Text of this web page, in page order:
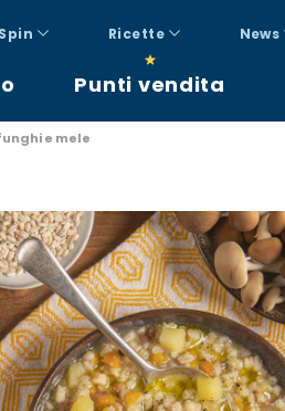
Ricette News
Punti vendita
e mele